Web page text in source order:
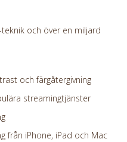
och över en miljard
och färgåtergivning
streamingtjänster
från iPhone, iPad och Mac